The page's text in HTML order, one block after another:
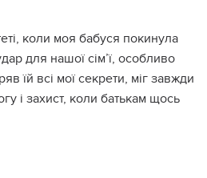
коли моя бабуся покинула
для нашої сім’ї, особливо
їй всі мої секрети, міг завжди
і захист, коли батькам щось